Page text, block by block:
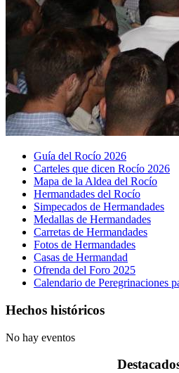
Guía del Rocío 2026
Carteles que dicen Rocío 2026
Mapa de la Aldea del Rocío
Hermandades del Rocío
Simpecados de Hermandades
Medallas de Hermandades
Carretas de Hermandades
Fotos de Hermandades
Casas de Hermandad
Ofrenda del Foro 2025
Calendario de Peregrinaciones
Hechos históricos
No hay eventos